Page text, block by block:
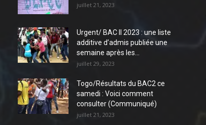
juillet 21, 2023
Urgent/ BAC II 2023 : une liste
additive d’admis publiée une
semaine après les...
juillet 29, 2023
Togo/Résultats du BAC2 ce
samedi : Voici comment
consulter (Communiqué)
juillet 21, 2023